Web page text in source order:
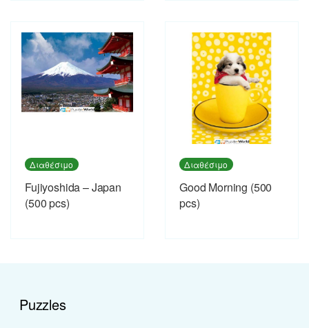
Διαθέσιμο
Fujiyoshida – Japan
(500 pcs)
Διαθέσιμο
Good Morning (500
pcs)
Puzzles